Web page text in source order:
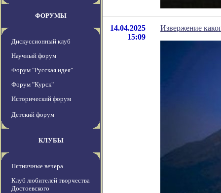
ФОРУМЫ
Дискуссионный клуб
Научный форум
Форум "Русская идея"
Форум "Курск"
Исторический форум
Детский форум
КЛУБЫ
Пятничные вечера
Клуб любителей творчества
Достоевского
14.04.2025
15:09
Извержение